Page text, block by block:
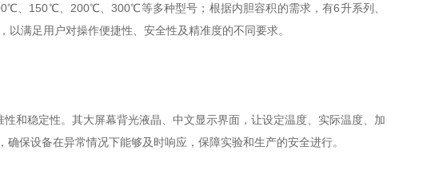
、150℃、200℃、300℃等多种型号；根据内胆容积的需求，有6升系列、
满足用户对操作便捷性、安全性及精准度的不同要求。
稳定性。其大屏幕背光液晶、中文显示界面，让设定温度、实际温度、加
保设备在异常情况下能够及时响应，保障实验和生产的安全进行。